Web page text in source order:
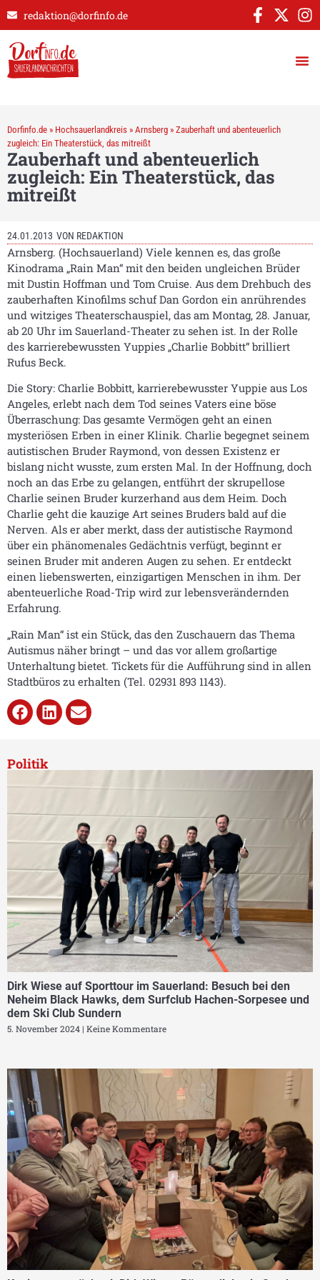
redaktion@dorfinfo.de
Dorfinfo.de » Hochsauerlandkreis » Arnsberg » Zauberhaft und abenteuerlich
zugleich: Ein Theaterstück, das mitreißt
Zauberhaft und abenteuerlich
zugleich: Ein Theaterstück, das
mitreißt
24.01.2013 VON REDAKTION
Arnsberg. (Hochsauerland) Viele kennen es, das große
Kinodrama „Rain Man“ mit den beiden ungleichen Brüder
mit Dustin Hoffman und Tom Cruise. Aus dem Drehbuch des
zauberhaften Kinofilms schuf Dan Gordon ein anrührendes
und witziges Theaterschauspiel, das am Montag, 28. Januar,
ab 20 Uhr im Sauerland-Theater zu sehen ist. In der Rolle
des karrierebewussten Yuppies „Charlie Bobbitt“ brilliert
Rufus Beck.
Die Story: Charlie Bobbitt, karrierebewusster Yuppie aus Los
Angeles, erlebt nach dem Tod seines Vaters eine böse
Überraschung: Das gesamte Vermögen geht an einen
mysteriösen Erben in einer Klinik. Charlie begegnet seinem
autistischen Bruder Raymond, von dessen Existenz er
bislang nicht wusste, zum ersten Mal. In der Hoffnung, doch
noch an das Erbe zu gelangen, entführt der skrupellose
Charlie seinen Bruder kurzerhand aus dem Heim. Doch
Charlie geht die kauzige Art seines Bruders bald auf die
Nerven. Als er aber merkt, dass der autistische Raymond
über ein phänomenales Gedächtnis verfügt, beginnt er
seinen Bruder mit anderen Augen zu sehen. Er entdeckt
einen liebenswerten, einzigartigen Menschen in ihm. Der
abenteuerliche Road-Trip wird zur lebensverändernden
Erfahrung.
„Rain Man“ ist ein Stück, das den Zuschauern das Thema
Autismus näher bringt – und das vor allem großartige
Unterhaltung bietet. Tickets für die Aufführung sind in allen
Stadtbüros zu erhalten (Tel. 02931 893 1143).
Politik
Dirk Wiese auf Sporttour im Sauerland: Besuch bei den
Neheim Black Hawks, dem Surfclub Hachen-Sorpesee und
dem Ski Club Sundern
5. November 2024 Keine Kommentare